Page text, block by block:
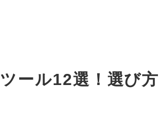
ール12選！選び方